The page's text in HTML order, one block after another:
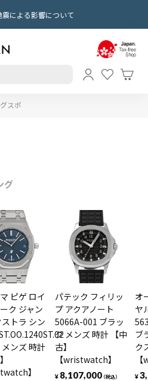
による影響について
スポ
グ
ピゲ ロイ
ク ジャン
トラ シン
ンズ 時計
】
パテック フィリッ
プ アクアノート
5066A-001 ブラッ
ク メンズ 時計 【中
古】
【wristwatch】
¥ 8,107,000（税込）
オ
ヤ
ブ
ク
¥